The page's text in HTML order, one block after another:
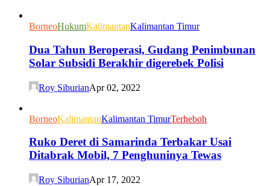
BorneoHukumKalimantanKalimantan Timur
Dua Tahun Beroperasi, Gudang Penimbunan
Solar Subsidi Berakhir digerebek Polisi
Roy SiburianApr 02, 2022
BorneoKalimantanKalimantan TimurTerheboh
Ruko Deret di Samarinda Terbakar Usai
Ditabrak Mobil, 7 Penghuninya Tewas
Roy SiburianApr 17, 2022